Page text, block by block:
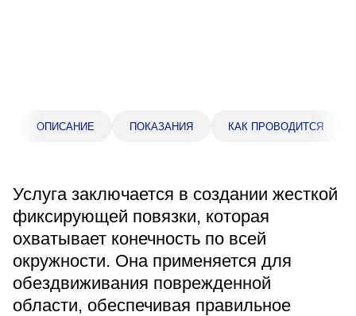
Адрес
399000, г. Липецк, Плехановское лесничество,
Ленинский лесхоз, квартал 67
Понедельник — четверг
08:00–16:45
перерыв 12:00–12:30
ОПИСАНИЕ ПОКАЗАНИЯ КАК ПРОВОДИТСЯ
Услуга заключается в создании жесткой
фиксирующей повязки, которая
охватывает конечность по всей
окружности. Она применяется для
обездвиживания поврежденной
области, обеспечивая правильное